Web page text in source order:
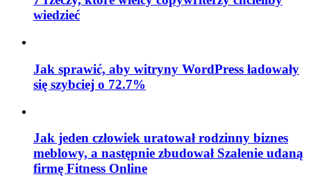
wiedzieć
Jak sprawić, aby witryny WordPress ładowały
się szybciej o 72.7%
Jak jeden człowiek uratował rodzinny biznes
meblowy, a następnie zbudował Szalenie udaną
firmę Fitness Online